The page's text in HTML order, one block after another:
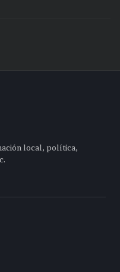
local, política,